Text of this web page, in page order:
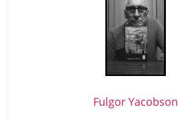
Fulgor Yacobson